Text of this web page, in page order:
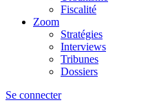
Fiscalité
Zoom
Stratégies
Interviews
Tribunes
Dossiers
Se connecter